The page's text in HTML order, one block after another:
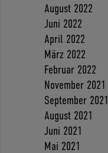
August 2022
Juni 2022
April 2022
März 2022
Februar 2022
November 2021
September 2021
August 2021
Juni 2021
Mai 2021